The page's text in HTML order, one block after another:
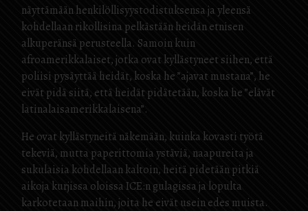
näyttämään henkilöllisyystodistuksensa ja yleensä
kohdellaan rikollisina pelkästään heidän etnisen
alkuperänsä perusteella. Samoin kuin
afroamerikkalaiset, jotka ovat kyllästyneet siihen, että
poliisi pysäyttää heidät, koska he ”ajavat mustana”, he
eivät pidä siitä, että heidät pidätetään, koska he ”elävät
latinalaisamerikkalaisena”.
He ovat kyllästyneitä näkemään, kuinka kovasti työtä
tekeviä, mutta paperittomia ystäviä, naapureita ja
sukulaisia kohdellaan kaltoin, heitä pidetään pitkiä
aikoja kurjissa oloissa ICE:n gulagissa ja lopulta
karkotetaan maihin, joita he eivät usein edes muista.